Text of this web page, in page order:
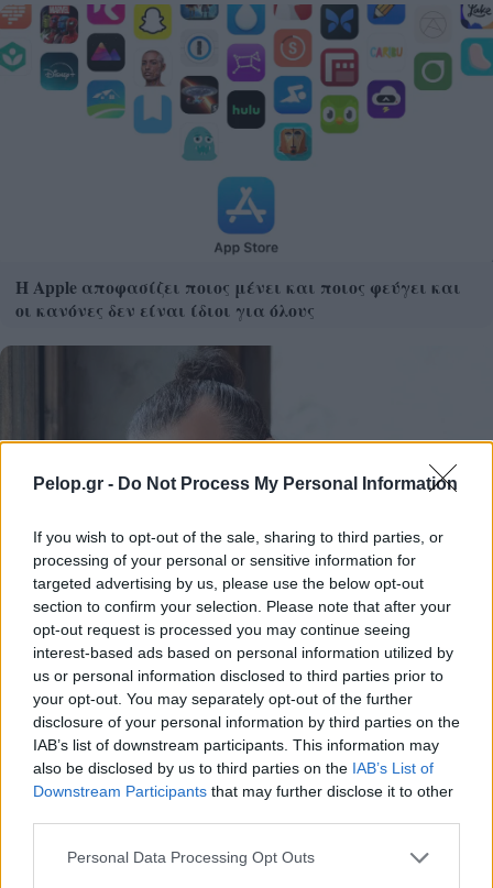
Pelop.gr - Do Not Process My Personal Information
If you wish to opt-out of the sale, sharing to third parties, or
processing of your personal or sensitive information for
targeted advertising by us, please use the below opt-out
section to confirm your selection. Please note that after your
opt-out request is processed you may continue seeing
interest-based ads based on personal information utilized by
us or personal information disclosed to third parties prior to
your opt-out. You may separately opt-out of the further
disclosure of your personal information by third parties on the
IAB’s list of downstream participants. This information may
also be disclosed by us to third parties on the IAB’s List of
Downstream Participants that may further disclose it to other
Please note that this website/app uses one or more Google
Personal Data Processing Opt Outs
Η Apple αποφασίζει ποιος μένει και ποιος φεύγει και
οι κανόνες δεν είναι ίδιοι για όλους
Δάντης: Η εξομολόγηση για το «My Number One» – «Με
πείραξε η αχαριστία»